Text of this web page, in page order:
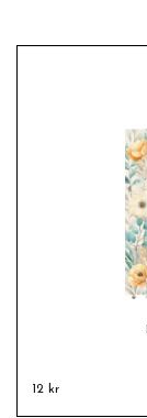
12 kr